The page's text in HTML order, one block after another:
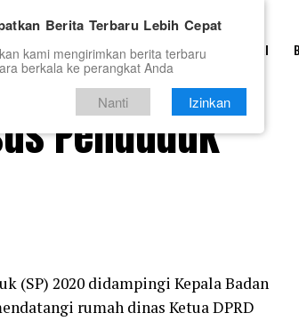
OLAHRAGA OPINI TNI DAN POLRI
Penduduk
(SP) 2020 didampingi Kepala Badan
rumah dinas Ketua DPRD
Berita Terbaru Lebih Cepat
kami mengirimkan berita terbaru
berkala ke perangkat Anda
Nanti Izinkan